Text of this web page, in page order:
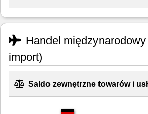
Handel
import)
Saldo zewnętrzne towarów i